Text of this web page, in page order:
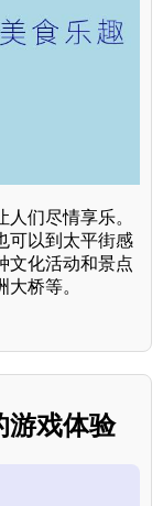
们尽情享乐。
可以到太平街感
文化活动和景点
桥等。
游戏体验